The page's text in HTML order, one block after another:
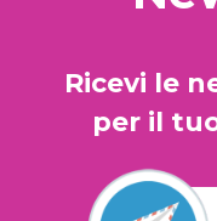
Ricevi le
per il